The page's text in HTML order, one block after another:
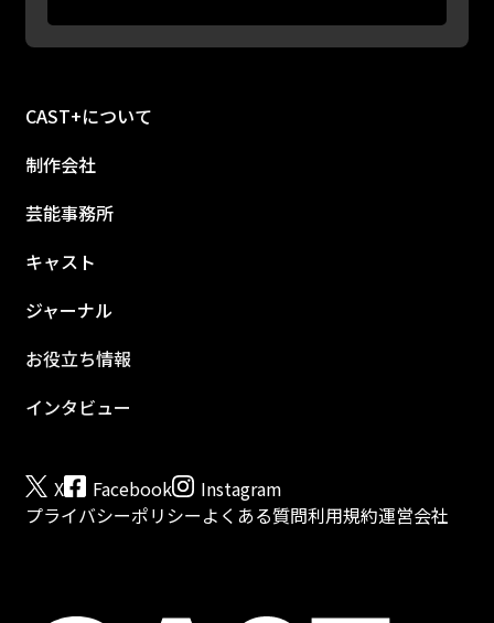
CAST+について
制作会社
芸能事務所
キャスト
ジャーナル
お役立ち情報
インタビュー
X Facebook
Instagram
プライバシーポリシーよくある質問利用規約運営会社